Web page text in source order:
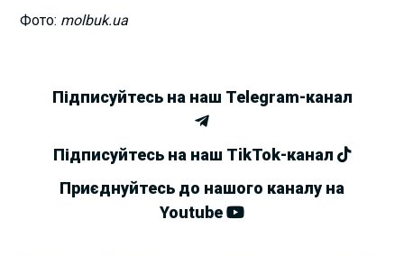
Фото: molbuk.ua
Підписуйтесь на наш Telegram-канал
Підписуйтесь на наш TikTok-канал
Приєднуйтесь до нашого каналу на
Youtube